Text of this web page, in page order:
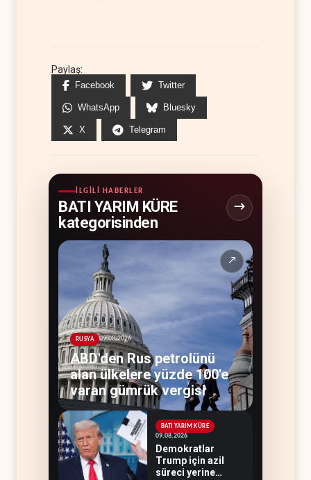
Paylaş:
Facebook Twitter
WhatsApp Bluesky
X Telegram
İLGILI HABERLER
BATI YARIM KÜRE
kategorisinden
↗
RUSYA 09.08.2026
ABD'den Rus petrolünü
alan ülkelere yüzde 100'e
varan gümrük vergisi
BATI YARIM KÜRE
09.08.2026
Demokratlar
Trump için azil
süreci yerine